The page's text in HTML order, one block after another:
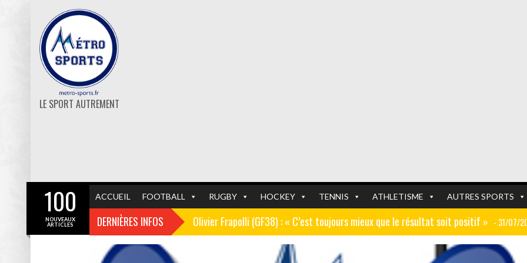
LE SPORT AUTREMENT
ACCUEIL FOOTBALL RUGBY HOCKEY TENNIS ATHLETISME AUTRES SPORTS
DERNIÈRES INFOS Olivier Frapolli (GF38) : « C’est toujours mieux que le résultat soit positif » - 31/07/
Christophe Pélissier (ex AJ Auxerre) : « Le travail dans les centres de formation est
100
NOUVEAUX
ARTICLES
FOOTBALL